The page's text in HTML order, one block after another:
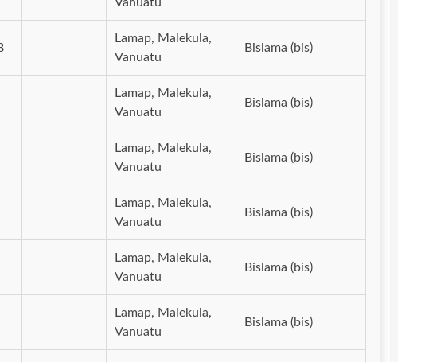
Lamap, Malekula,
Vanuatu
Bislama (bis)
Lamap, Malekula,
Vanuatu
Bislama (bis)
Lamap, Malekula,
Vanuatu
Bislama (bis)
Lamap, Malekula,
Vanuatu
Bislama (bis)
Lamap, Malekula,
Vanuatu
Bislama (bis)
Lamap, Malekula,
Vanuatu
Bislama (bis)